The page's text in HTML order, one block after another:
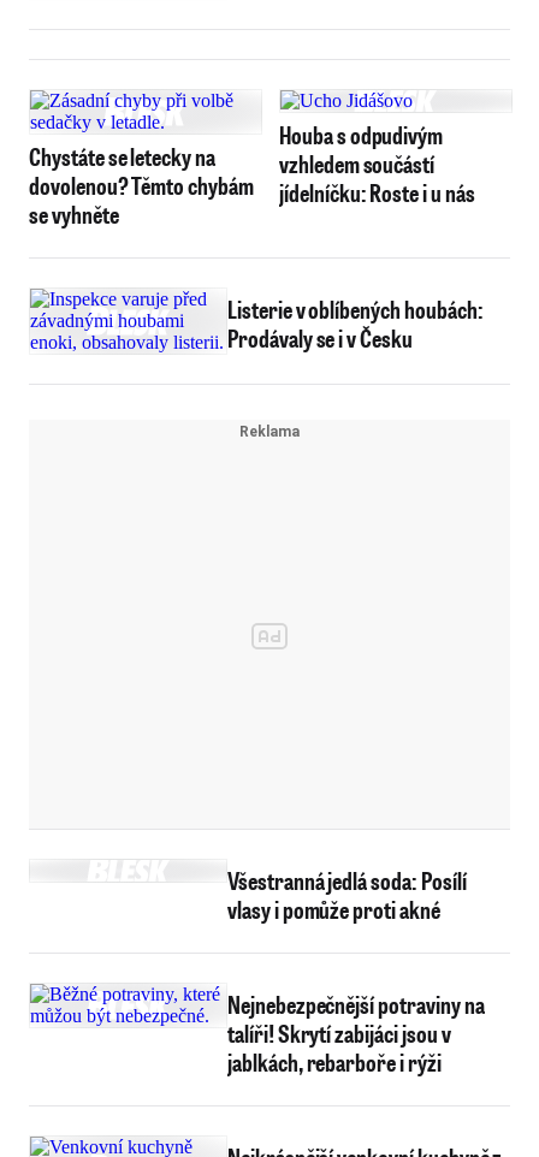
Chystáte se letecky na
dovolenou? Těmto chybám
se vyhněte
Houba s odpudivým
vzhledem součástí
jídelníčku: Roste i u nás
Listerie v oblíbených houbách:
Prodávaly se i v Česku
Všestranná jedlá soda: Posílí
vlasy i pomůže proti akné
Nejnebezpečnější potraviny na
talíři! Skrytí zabijáci jsou v
jablkách, rebarboře i rýži